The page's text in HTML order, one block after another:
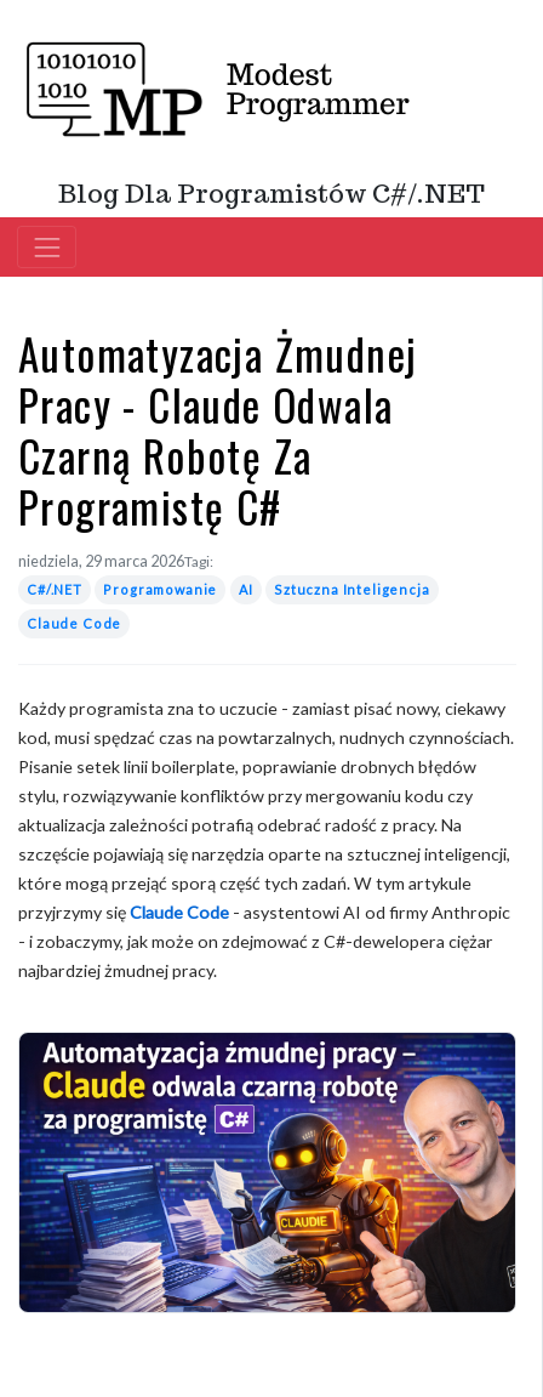
Blog Dla Programistów C#/.NET
Automatyzacja Żmudnej
Pracy - Claude Odwala
Czarną Robotę Za
Programistę C#
niedziela, 29 marca 2026Tagi:
C#/.NET Programowanie AI Sztuczna Inteligencja
Claude Code
Każdy programista zna to uczucie - zamiast pisać nowy, ciekawy
kod, musi spędzać czas na powtarzalnych, nudnych czynnościach.
Pisanie setek linii boilerplate, poprawianie drobnych błędów
stylu, rozwiązywanie konfliktów przy mergowaniu kodu czy
aktualizacja zależności potrafią odebrać radość z pracy. Na
szczęście pojawiają się narzędzia oparte na sztucznej inteligencji,
które mogą przejąć sporą część tych zadań. W tym artykule
przyjrzymy sięClaude Code - asystentowi AI od firmy Anthropic
- i zobaczymy, jak może on zdejmować z C#-dewelopera ciężar
najbardziej żmudnej pracy.